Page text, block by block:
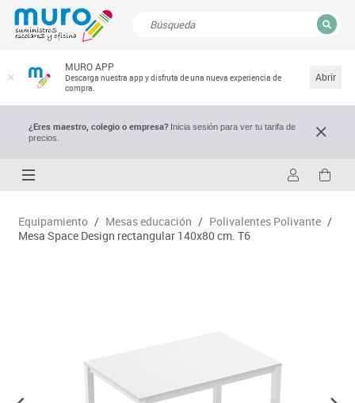
MURO APP
Descarga nuestra app y disfruta de una nueva experiencia de
compra.
Abrir
¿Eres maestro, colegio o empresa?Inicia sesión para ver tu tarifa de
precios.
Equipamiento / Mesas educación / Polivalentes Polivante /
Mesa Space Design rectangular 140x80 cm. T6